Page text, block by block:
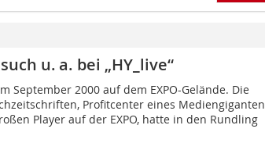
u. a. bei „HY_live“
September 2000 auf dem EXPO-Gelände. Die
Profitcenter eines Mediengiganten
Player auf der EXPO, hatte in den Rundling